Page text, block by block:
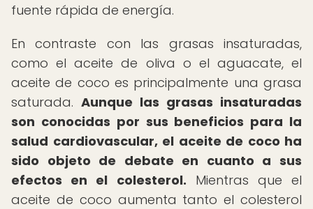
fuente rápida de energía.
En contraste con las grasas insaturadas,
como el aceite de oliva o el aguacate, el
aceite de coco es principalmente una grasa
saturada. Aunque las grasas insaturadas
son conocidas por sus beneficios para la
salud cardiovascular, el aceite de coco ha
sido objeto de debate en cuanto a sus
efectos en el colesterol. Mientras que el
aceite de coco aumenta tanto el colesterol